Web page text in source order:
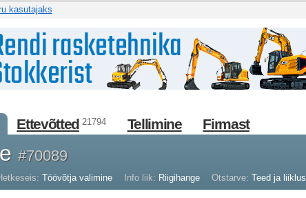
kasutajaks
Ettevõtted 21794 Tellimine Firmast
#70089
Töövõtja valimine Info liik: Riigihange Otstarve: Teed ja liiklus